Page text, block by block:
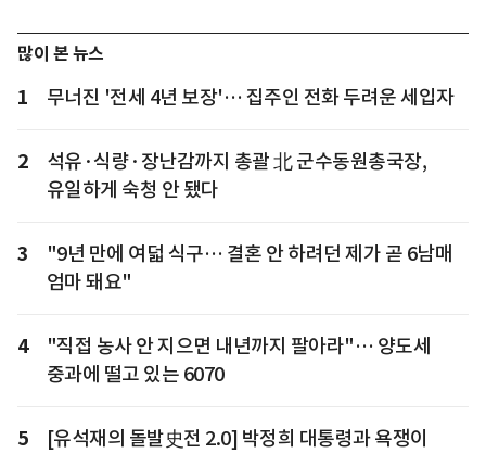
많이 본 뉴스
1 무너진 '전세 4년 보장'… 집주인 전화 두려운 세입자
2
석유·식량·장난감까지 총괄 北 군수동원총국장,
유일하게 숙청 안 됐다
3
"9년 만에 여덟 식구… 결혼 안 하려던 제가 곧 6남매
엄마 돼요"
4
"직접 농사 안 지으면 내년까지 팔아라"… 양도세
중과에 떨고 있는 6070
5
[유석재의 돌발史전 2.0] 박정희 대통령과 욕쟁이